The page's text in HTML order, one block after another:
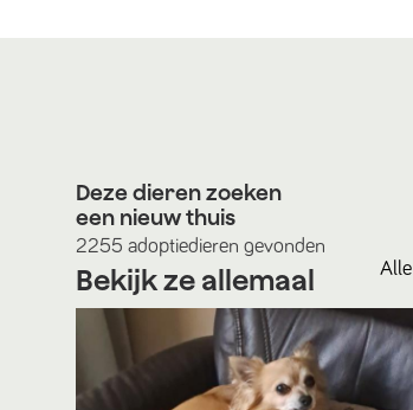
Deze dieren zoeken
een nieuw thuis
2255 adoptiedieren gevonden
Bekijk ze allemaal Alle